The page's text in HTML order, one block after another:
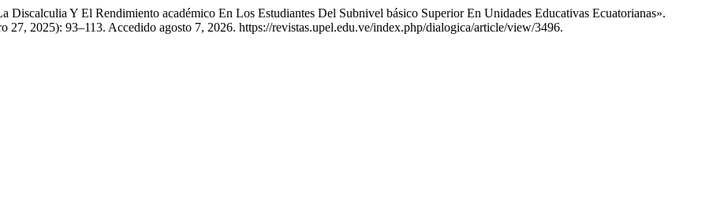
Y El Rendimiento académico En Los Estudiantes Del Subnivel básico Superior En Unidades Educativas Ecuatorianas».
27, 2025): 93–113. Accedido agosto 7, 2026. https://revistas.upel.edu.ve/index.php/dialogica/article/view/3496.